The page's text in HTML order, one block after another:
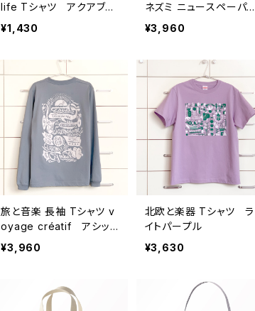
life Tシャツ アクアブル
ー ネイビー ターコイズブ
ルー トロピカルピンク ベ
S, M, L
¥1,430
ネズミ ニュースペーパー
バッグ〈ラッキー・ハリー〉
ナチュラル
¥3,960
旅と音楽 長袖 Tシャツ v
oyage créatif アシッド
ブルー
¥3,960
北欧と楽器 Tシャツ ラ
イトパープル
¥3,630